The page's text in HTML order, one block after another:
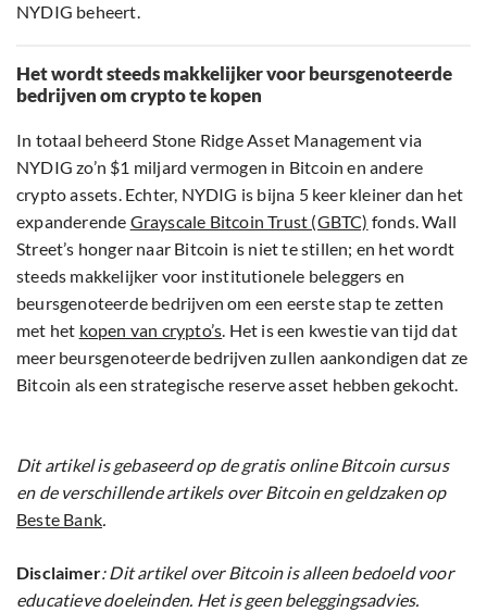
NYDIG beheert.
Het wordt steeds makkelijker voor beursgenoteerde
bedrijven om crypto te kopen
In totaal beheerd Stone Ridge Asset Management via
NYDIG zo’n $1 miljard vermogen in Bitcoin en andere
crypto assets. Echter, NYDIG is bijna 5 keer kleiner dan het
expanderende Grayscale Bitcoin Trust (GBTC) fonds. Wall
Street’s honger naar Bitcoin is niet te stillen; en het wordt
steeds makkelijker voor institutionele beleggers en
beursgenoteerde bedrijven om een eerste stap te zetten
met het kopen van crypto’s. Het is een kwestie van tijd dat
meer beursgenoteerde bedrijven zullen aankondigen dat ze
Bitcoin als een strategische reserve asset hebben gekocht.
Dit artikel is gebaseerd op de gratis online Bitcoin cursus
en de verschillende artikels over Bitcoin en geldzaken op
Beste Bank.
Disclaimer: Dit artikel over Bitcoin is alleen bedoeld voor
educatieve doeleinden. Het is geen beleggingsadvies.